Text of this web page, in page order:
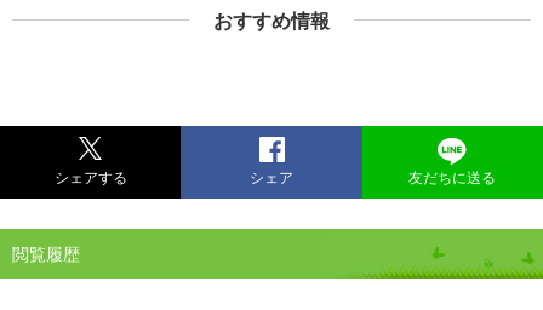
おすすめ情報
シェアする シェア 友だちに送る
閲覧履歴